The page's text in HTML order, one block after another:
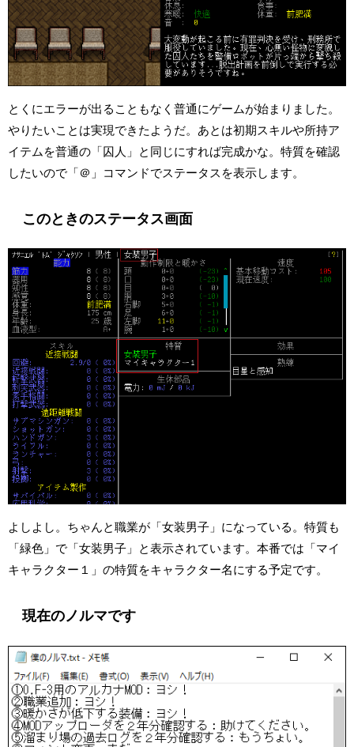
とくにエラーが出ることもなく普通にゲームが始まりました。
やりたいことは実現できたようだ。あとは初期スキルや所持ア
イテムを普通の「囚人」と同じにすれば完成かな。特質を確認
したいので「＠」コマンドでステータスを表示します。
このときのステータス画面
よしよし。ちゃんと職業が「女装男子」になっている。特質も
「緑色」で「女装男子」と表示されています。本番では「マイ
キャラクター１」の特質をキャラクター名にする予定です。
現在のノルマです